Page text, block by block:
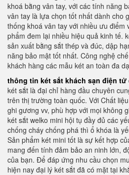
khoá bằng vân tay, với các tính năng
vân tay là lựa chọn tốt nhất dành cho
thống khoá vân tay với nhiều ưu điểm
phẩm đem lại nhiều hiệu quả kinh tế.
sản xuất bằng sắt thép và đúc, dập
năng bảo mật tốt nhất. Công nghệ
khách hàng các mẫu két an toàn đa
thông tin két sắt khách sạn điện tử
két sắt là đại chỉ hàng đầu chuyên
trên thị trường toàn quốc. Với Chất
ghi gương vv, phù hợp với mọi không
két sắt welko mini hội tụ đầy đủ các
chống cháy chống phá thì ổ khóa là
Sản phẩm két mini tốt là sự kết hợp
mang đến tính đảm bảo an ninh lớn,
của bạn. Để đáp ứng nhu cầu chọn
hiện nay đại lý két sắt đã có mặt tại